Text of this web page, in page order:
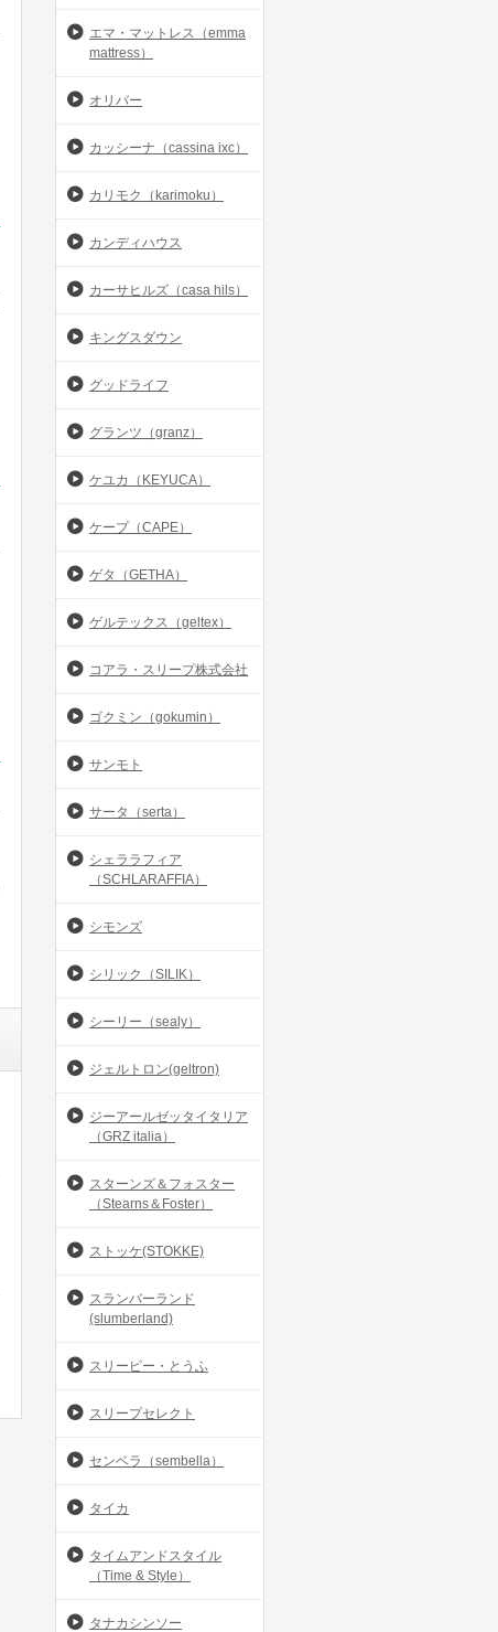
エマ・マットレス（emma
mattress）
オリバー
カッシーナ（cassina ixc）
カリモク（karimoku）
カンディハウス
カーサヒルズ（casa hils）
キングスダウン
グッドライフ
グランツ（granz）
ケユカ（KEYUCA）
ケープ（CAPE）
ゲタ（GETHA）
ゲルテックス（geltex）
コアラ・スリープ株式会社
ゴクミン（gokumin）
サンモト
サータ（serta）
シェララフィア
（SCHLARAFFIA）
シモンズ
シリック（SILIK）
シーリー（sealy）
ジェルトロン(geltron)
ジーアールゼッタイタリア
（GRZ italia）
スターンズ＆フォスター
（Stearns＆Foster）
ストッケ(STOKKE)
スランバーランド
(slumberland)
スリーピー・とうふ
スリープセレクト
センベラ（sembella）
タイカ
タイムアンドスタイル
（Time & Style）
タナカシンソー